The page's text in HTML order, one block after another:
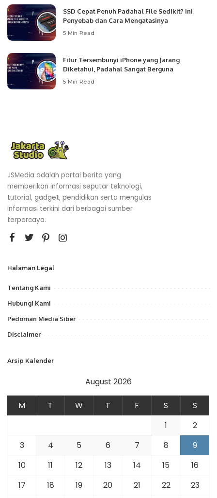
SSD Cepat Penuh Padahal File Sedikit? Ini
Penyebab dan Cara Mengatasinya
5 Min Read
Fitur Tersembunyi iPhone yang Jarang
Diketahui, Padahal Sangat Berguna
5 Min Read
JSMedia adalah portal berita yang
memberikan informasi seputar teknologi,
tutorial, gadget, pendidikan serta mengulas
informasi terkini dari berbagai sumber
terpercaya.
Halaman Legal
Tentang Kami
Hubungi Kami
Pedoman Media Siber
Disclaimer
Arsip Kalender
August 2026
M T W T F S
S
1
2
3
4 5 6 7 8
9
10
11 12 13 14 15
16
17
18 19 20 21 22
23